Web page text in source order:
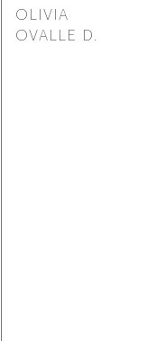
OLIVIA
OVALLE D.